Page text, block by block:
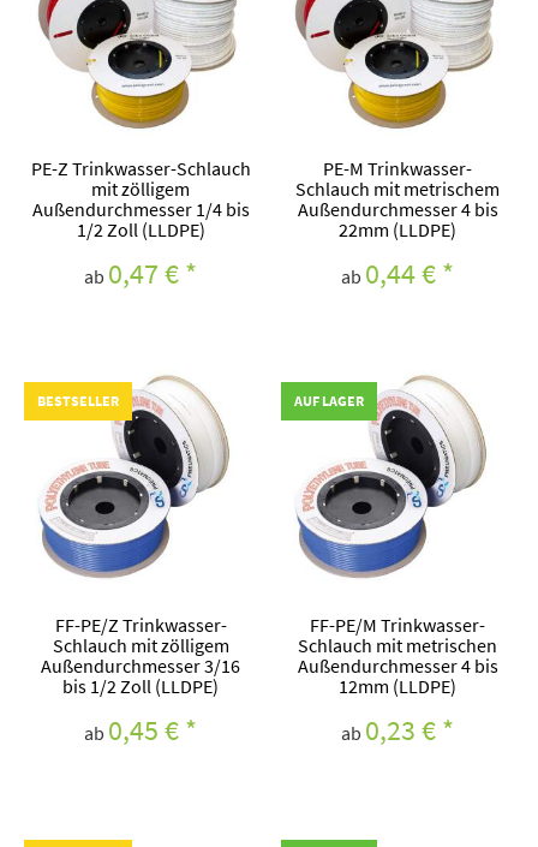
PE-Z Trinkwasser-Schlauch
mit zölligem
Außendurchmesser 1/4 bis
1/2 Zoll (LLDPE)
ab 0,47 €*
PE-M Trinkwasser-
Schlauch mit metrischem
Außendurchmesser 4 bis
22mm (LLDPE)
ab 0,44 €*
BESTSELLER
FF-PE/Z Trinkwasser-
Schlauch mit zölligem
Außendurchmesser 3/16
bis 1/2 Zoll (LLDPE)
ab 0,45 €*
AUF LAGER
FF-PE/M Trinkwasser-
Schlauch mit metrischen
Außendurchmesser 4 bis
12mm (LLDPE)
ab 0,23 €*